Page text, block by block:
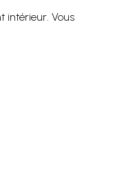
intérieur. Vous